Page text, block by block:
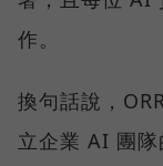
作。
換句話說，
立企業 AI 團